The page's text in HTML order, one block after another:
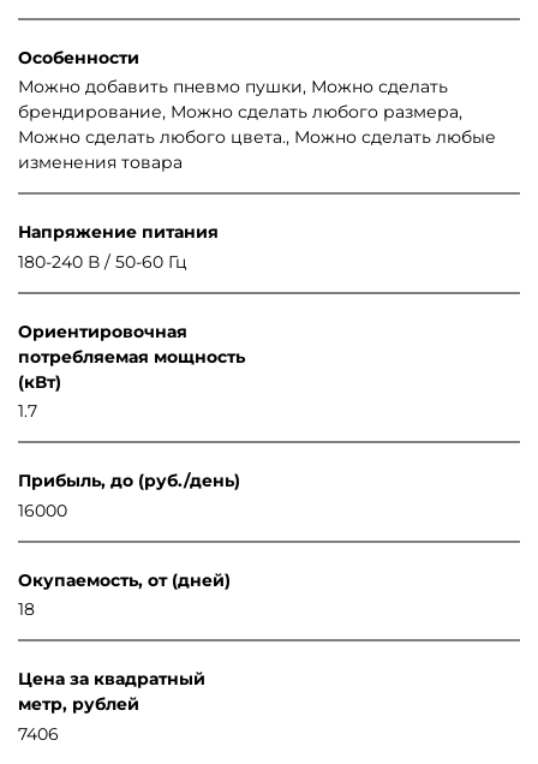
Особенности
Можно добавить пневмо пушки, Можно сделать
брендирование, Можно сделать любого размера,
Можно сделать любого цвета., Можно сделать любые
изменения товара
Напряжение питания
180-240 В / 50-60 Гц
Ориентировочная
потребляемая мощность
(кВт)
1.7
Прибыль, до (руб./день)
16000
Окупаемость, от (дней)
18
Цена за квадратный
метр, рублей
7406